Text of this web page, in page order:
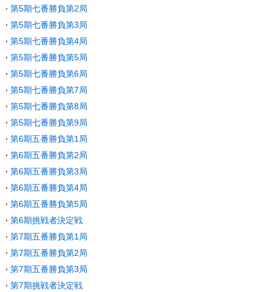
第5期七番勝負第2局
第5期七番勝負第3局
第5期七番勝負第4局
第5期七番勝負第5局
第5期七番勝負第6局
第5期七番勝負第7局
第5期七番勝負第8局
第5期七番勝負第9局
第6期五番勝負第1局
第6期五番勝負第2局
第6期五番勝負第3局
第6期五番勝負第4局
第6期五番勝負第5局
第6期挑戦者決定戦
第7期五番勝負第1局
第7期五番勝負第2局
第7期五番勝負第3局
第7期挑戦者決定戦